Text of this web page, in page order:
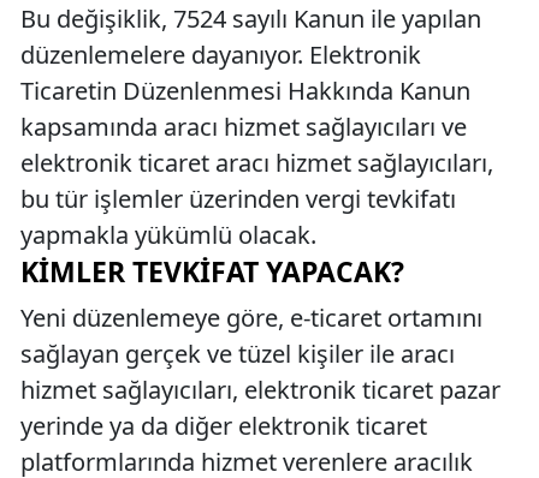
Bu değişiklik, 7524 sayılı Kanun ile yapılan
düzenlemelere dayanıyor. Elektronik
Ticaretin Düzenlenmesi Hakkında Kanun
kapsamında aracı hizmet sağlayıcıları ve
elektronik ticaret aracı hizmet sağlayıcıları,
bu tür işlemler üzerinden vergi tevkifatı
yapmakla yükümlü olacak.
KIMLER TEVKIFAT YAPACAK?
Yeni düzenlemeye göre, e-ticaret ortamını
sağlayan gerçek ve tüzel kişiler ile aracı
hizmet sağlayıcıları, elektronik ticaret pazar
yerinde ya da diğer elektronik ticaret
platformlarında hizmet verenlere aracılık